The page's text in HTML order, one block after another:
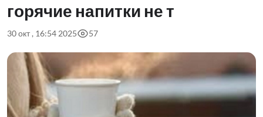
горячие напитки не т
30 окт , 16:54 2025 57